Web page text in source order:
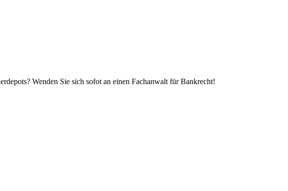
Wenden Sie sich sofot an einen Fachanwalt für Bankrecht!